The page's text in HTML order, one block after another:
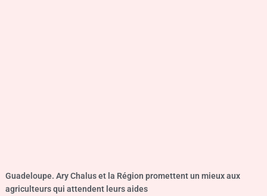
Guadeloupe. Ary Chalus et la Région promettent un mieux aux
agriculteurs qui attendent leurs aides